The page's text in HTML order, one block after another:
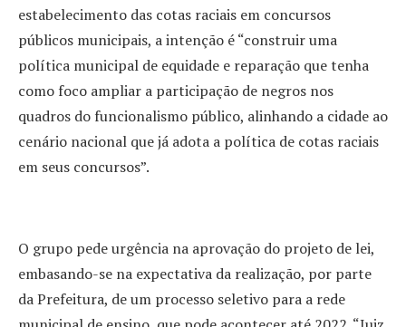
estabelecimento das cotas raciais em concursos
públicos municipais, a intenção é “construir uma
política municipal de equidade e reparação que tenha
como foco ampliar a participação de negros nos
quadros do funcionalismo público, alinhando a cidade ao
cenário nacional que já adota a política de cotas raciais
em seus concursos”.
O grupo pede urgência na aprovação do projeto de lei,
embasando-se na expectativa da realização, por parte
da Prefeitura, de um processo seletivo para a rede